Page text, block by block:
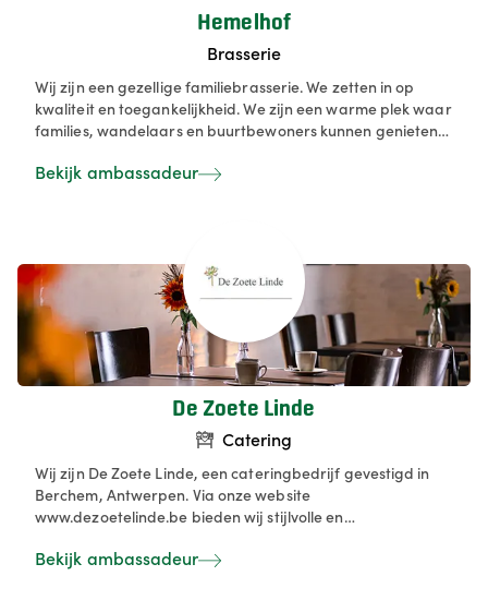
Hemelhof
Brasserie
Wij zijn een gezellige familiebrasserie. We zetten in op
kwaliteit en toegankelijkheid. We zijn een warme plek waar
families, wandelaars en buurtbewoners kunnen genieten
rustige locatie, onze toegankelijke sfeer en onze
Bekijk ambassadeur
De Zoete Linde
Catering
Wij zijn De Zoete Linde, een cateringbedrijf gevestigd in
Berchem, Antwerpen. Via onze website
www.dezoetelinde.be bieden wij stijlvolle en
privéfeesten als evenementen van bedrijven en
Bekijk ambassadeur